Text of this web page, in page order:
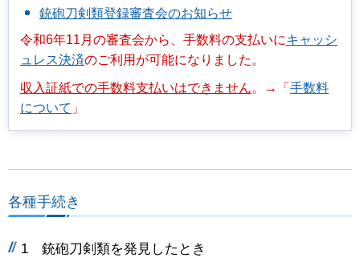
銃砲刀剣類登録審査会のお知らせ
令和6年11月の審査会から、手数料の支払いにキャッシ
ュレス決済のご利用が可能になりました。
収入証紙での手数料支払いはできません。→「 手数料
について 」
各種手続き
1 銃砲刀剣類を発見したとき